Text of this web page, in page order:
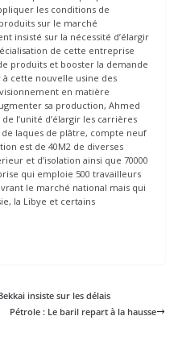
les conditions de
sur le marché
insisté sur la nécessité d’élargir
de cette entreprise
produits et booster la demande
à cette nouvelle usine des
en matière
sa production, Ahmed
l’unité d’élargir les carrières
laques de plâtre, compte neuf
est de 40M2 de diverses
et d’isolation ainsi que 70000
qui emploie 500 travailleurs
le marché national mais qui
la Libye et certains
insiste sur les délais
Pétrole : Le baril repart à la hausse